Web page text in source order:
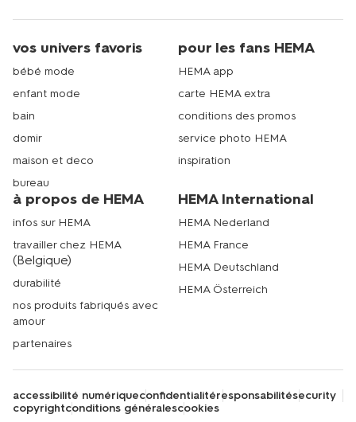
vos univers favoris
bébé mode
enfant mode
bain
domir
maison et deco
bureau
pour les fans HEMA
HEMA app
carte HEMA extra
conditions des promos
service photo HEMA
inspiration
à propos de HEMA
infos sur HEMA
travailler chez HEMA
(Belgique)
durabilité
nos produits fabriqués avec
amour
partenaires
HEMA International
HEMA Nederland
HEMA France
HEMA Deutschland
HEMA Österreich
accessibilité numériqueconfidentialitéresponsabilitésecurity
copyrightconditions généralescookies